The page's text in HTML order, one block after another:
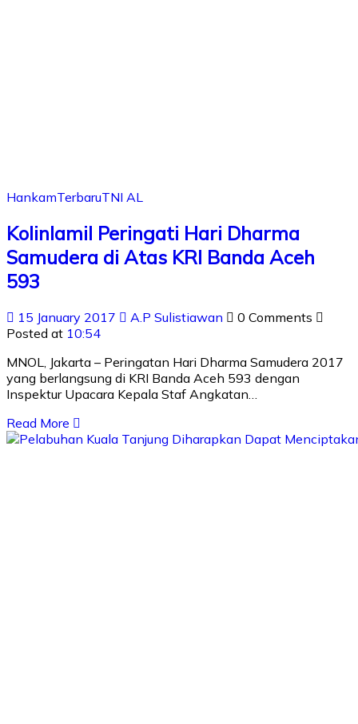
HankamTerbaruTNI AL
Kolinlamil Peringati Hari Dharma
Samudera di Atas KRI Banda Aceh
593
15 January 2017 A.P Sulistiawan
0 Comments
Posted at 10:54
MNOL, Jakarta – Peringatan Hari Dharma Samudera 2017
yang berlangsung di KRI Banda Aceh 593 dengan
Inspektur Upacara Kepala Staf Angkatan…
Read More